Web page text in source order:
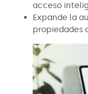
acceso
Expande la
propiedades